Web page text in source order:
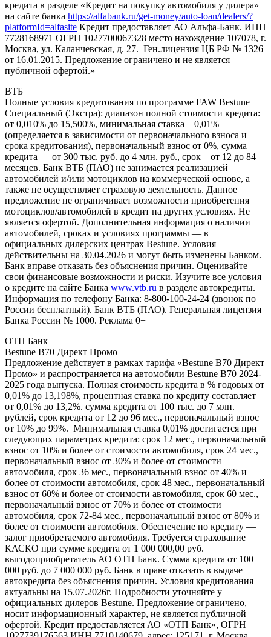
кредита в разделе «Кредит на покупку автомобиля у дилера»
на сайте банка https://alfabank.ru/get-money/auto-loan/dealers/?
platformId=alfasite Кредит предоставляет АО Альфа-Банк. ИНН
7728168971 ОГРН 1027700067328 место нахождение 107078, г.
Москва, ул. Каланчевская, д. 27. Ген.лицензия ЦБ РФ № 1326
от 16.01.2015. Предложение ограничено и не является
публичной офертой.»
ВТБ
Полные условия кредитования по программе FAW Bestune
Специальный (Экстра): диапазон полной стоимости кредита:
от 0,010% до 15,500%, минимальная ставка – 0,01%
(определяется в зависимости от первоначального взноса и
срока кредитования), первоначальный взнос от 0%, сумма
кредита — от 300 тыс. руб. до 4 млн. руб., срок – от 12 до 84
месяцев. Банк ВТБ (ПАО) не занимается реализацией
автомобилей и/или мотоциклов на коммерческой основе, а
также не осуществляет страховую деятельность. Данное
предложение не ограничивает возможности приобретения
мотоциклов/автомобилей в кредит на других условиях. Не
является офертой. Дополнительная информация о наличии
автомобилей, сроках и условиях программы — в
официальных дилерских центрах Bestune. Условия
действительны на 30.04.2026 и могут быть изменены Банком.
Банк вправе отказать без объяснения причин. Оценивайте
свои финансовые возможности и риски. Изучите все условия
о кредите на сайте Банка www.vtb.ru в разделе автокредиты.
Информация по телефону Банка: 8-800-100-24-24 (звонок по
России бесплатный). Банк ВТБ (ПАО). Генеральная лицензия
Банка России № 1000. Реклама 0+
ОТП Банк
Bestune B70 Директ Промо
Предложение действует в рамках тарифа «Bestune B70 Директ
Промо» и распространяется на автомобили Bestune B70 2024-
2025 года выпуска. Полная стоимость кредита в % годовых от
0,01% до 13,198%, процентная ставка по кредиту составляет
от 0,01% до 13,2%. сумма кредита от 100 тыс. до 7 млн.
рублей, срок кредита от 12 до 96 мес., первоначальный взнос
от 10% до 99%. Минимальная ставка 0,01% достигается при
следующих параметрах кредита: срок 12 мес., первоначальный
взнос от 10% и более от стоимости автомобиля, срок 24 мес.,
первоначальный взнос от 30% и более от стоимости
автомобиля, срок 36 мес., первоначальный взнос от 40% и
более от стоимости автомобиля, срок 48 мес., первоначальный
взнос от 60% и более от стоимости автомобиля, срок 60 мес.,
первоначальный взнос от 70% и более от стоимости
автомобиля, срок 72-84 мес., первоначальный взнос от 80% и
более от стоимости автомобиля. Обеспечение по кредиту —
залог приобретаемого автомобиля. Требуется страхование
КАСКО при сумме кредита от 1 000 000,00 руб.
выгодоприобретатель АО ОТП Банк. Сумма кредита от 100
000 руб. до 7 000 000 руб. Банк в праве отказать в выдаче
автокредита без объяснения причин. Условия кредитования
актуальны на 15.07.2026г. Подробности уточняйте у
официальных дилеров Bestune. Предложение ограничено,
носит информационный характер, не является публичной
офертой. Кредит предоставляется АО «ОТП Банк», ОГРН